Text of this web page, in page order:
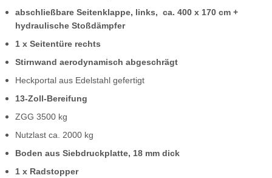
abschließbare Seitenklappe, links, ca. 400 x 170 cm +
hydraulische Stoßdämpfer
1 x Seitentüre rechts
Stirnwand aerodynamisch abgeschrägt
Heckportal aus Edelstahl gefertigt
13-Zoll-Bereifung
ZGG 3500 kg
Nutzlast ca. 2000 kg
Boden aus Siebdruckplatte, 18 mm dick
1 x Radstopper